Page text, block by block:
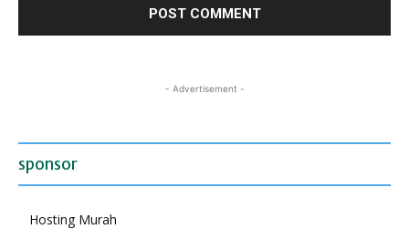
- Advertisement -
sponsor
Hosting Murah